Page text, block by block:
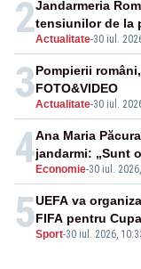
2Actualitate-30 iul.
Jandarmeria
tensiunilor de la
3Actualitate-30 iul.
Pompierii
FOTO&VIDEO
4 Economie-30 iul.
Ana Maria
jandarmi: „Sunt
5Sport-30 iul. 2026,
UEFA va
FIFA pentru